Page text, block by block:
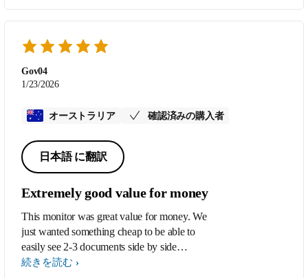
Gov04
1/23/2026
オーストラリア 確認済みの購入者
日本語 に翻訳
Extremely good value for money
This monitor was great value for money. We
just wanted something cheap to be able to
easily see 2-3 documents side by side
instead of making do with a 13” laptop
続きを読む